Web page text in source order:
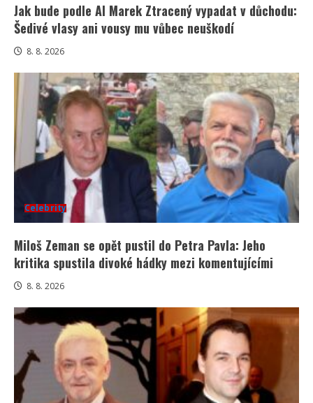
Jak bude podle AI Marek Ztracený vypadat v důchodu:
Šedivé vlasy ani vousy mu vůbec neuškodí
8. 8. 2026
Celebrity
Miloš Zeman se opět pustil do Petra Pavla: Jeho
kritika spustila divoké hádky mezi komentujícími
8. 8. 2026